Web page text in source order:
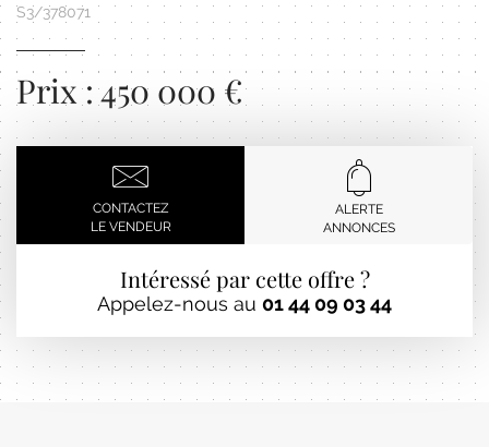
S3/378071
Prix : 450 000 €
CONTACTEZ
LE VENDEUR
ALERTE
ANNONCES
Intéressé par cette offre ?
Appelez-nous au 01 44 09 03 44